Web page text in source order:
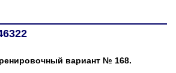
вариант № 168.